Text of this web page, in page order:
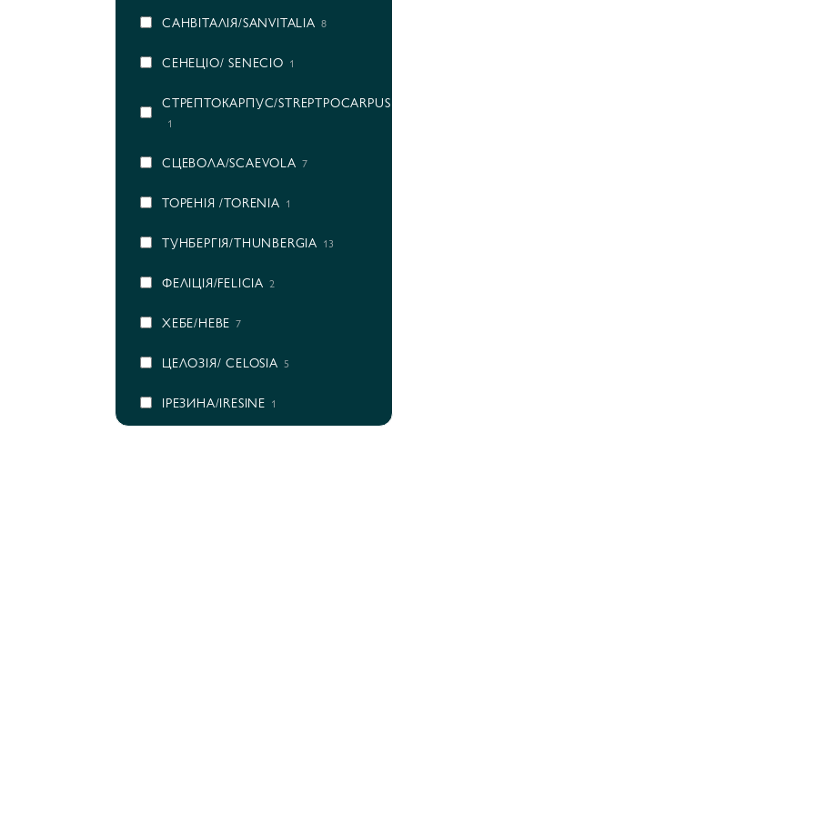
САНВІТАЛІЯ/SANVITALIA 8
СЕНЕЦІО/ SENECIO 1
СТРЕПТОКАРПУС/STREPTPOCARPUS
1
СЦЕВОЛА/SCAEVOLA 7
ТОРЕНІЯ /TORENIA 1
ТУНБЕРГІЯ/THUNBERGIA 13
ФЕЛІЦІЯ/FELICIA 2
ХЕБЕ/HEBE 7
ЦЕЛОЗІЯ/ CELOSIA 5
ІРЕЗИНА/IRESINE 1